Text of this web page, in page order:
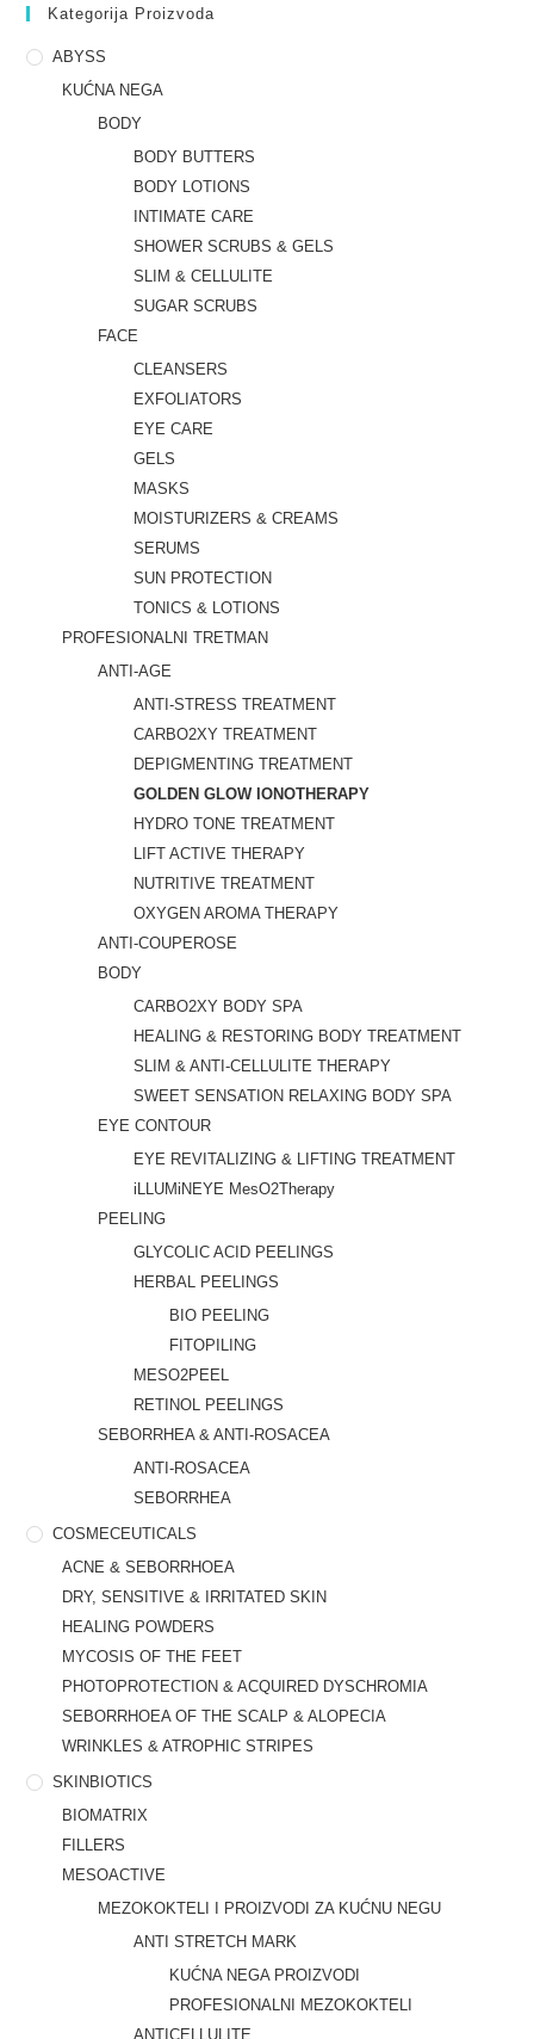
Kategorija Proizvoda
ABYSS
KUĆNA NEGA
BODY
BODY BUTTERS
BODY LOTIONS
INTIMATE CARE
SHOWER SCRUBS & GELS
SLIM & CELLULITE
SUGAR SCRUBS
FACE
CLEANSERS
EXFOLIATORS
EYE CARE
GELS
MASKS
MOISTURIZERS & CREAMS
SERUMS
SUN PROTECTION
TONICS & LOTIONS
PROFESIONALNI TRETMAN
ANTI-AGE
ANTI-STRESS TREATMENT
CARBO2XY TREATMENT
DEPIGMENTING TREATMENT
GOLDEN GLOW IONOTHERAPY
HYDRO TONE TREATMENT
LIFT ACTIVE THERAPY
NUTRITIVE TREATMENT
OXYGEN AROMA THERAPY
ANTI-COUPEROSE
BODY
CARBO2XY BODY SPA
HEALING & RESTORING BODY TREATMENT
SLIM & ANTI-CELLULITE THERAPY
SWEET SENSATION RELAXING BODY SPA
EYE CONTOUR
EYE REVITALIZING & LIFTING TREATMENT
iLLUMiNEYE MesO2Therapy
PEELING
GLYCOLIC ACID PEELINGS
HERBAL PEELINGS
BIO PEELING
FITOPILING
MESO2PEEL
RETINOL PEELINGS
SEBORRHEA & ANTI-ROSACEA
ANTI-ROSACEA
SEBORRHEA
COSMECEUTICALS
ACNE & SEBORRHOEA
DRY, SENSITIVE & IRRITATED SKIN
HEALING POWDERS
MYCOSIS OF THE FEET
PHOTOPROTECTION & ACQUIRED DYSCHROMIA
SEBORRHOEA OF THE SCALP & ALOPECIA
WRINKLES & ATROPHIC STRIPES
SKINBIOTICS
BIOMATRIX
FILLERS
MESOACTIVE
MEZOKOKTELI I PROIZVODI ZA KUĆNU NEGU
ANTI STRETCH MARK
KUĆNA NEGA PROIZVODI
PROFESIONALNI MEZOKOKTELI
ANTICELLULITE